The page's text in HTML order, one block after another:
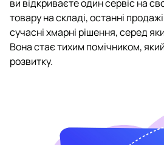
ви відкриваєте один сервіс на
товару на складі, останні
сучасні хмарні рішення, серед
Вона стає тихим помічником,
розвитку.